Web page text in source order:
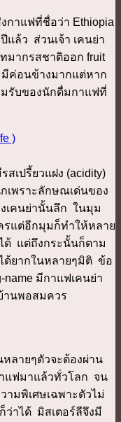
กาแฟที่ชื่อว่า Ethiopia
แล้ว ส่วนเจ้า เคนย่า
มากรสชาติออก fruit
ค่อนข้างมากแต่หาก
มรับของนักดื่มกาแฟที่
เปรี้ยวแฝง (acidity)
เพราะลักษณเด่นของ
งเคนย่านั้นลึก ในมุม
รแต่อีกมุมก็ทำให้หลาย
ด้ แต่ถึงกระนั้นก็ตาม
ด้ยากในหลายๆมิติ ข้อ
มีกาแฟเคนย่า
านพอสมควร
หลายๆตัวจะต้องผ่าน
แฟมาแล้วทั่วโลก จน
ามพิเศษเฉพาะตัวไม่
ว่าได้ มิสเตอร์ลีจึงมี